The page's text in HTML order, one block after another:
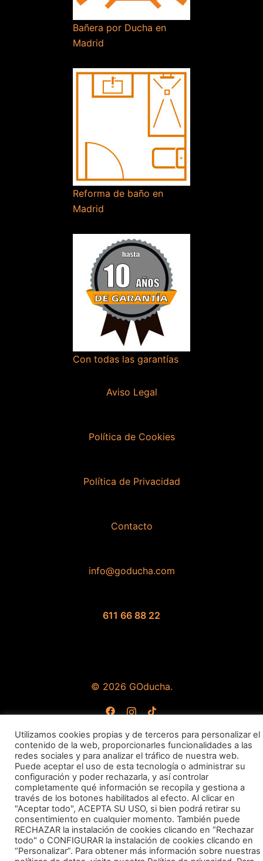
Bañera por Ducha en
Madrid
Reforma de baño en
Madrid
Con todas las garantías
Aviso Legal
Política de Cookies
Política de Privacidad
Contacto
info@goducha.com
611 66 88 22
© 2026 GOducha.
https://www.facebook.com/
https://www.instagram.com/
https://www.tiktok.com/
Utilizamos cookies propias y de terceros para personalizar el
contenido de la web, proporcionarles funcionalidades a las
redes sociales y para analizar el tráfico de nuestra web.
Puede aceptar el uso de esta tecnología o administrar su
configuración y poder rechazarla, y así controlar
completamente qué información se recopila y gestiona a
través de los botones habilitados al efecto. Al clicar en
"Aceptar todo", ACEPTA SU USO, si bien podrá retirar su
consentimiento en cualquier momento. También puede
RECHAZAR la instalación de cookies clicando en “Rechazar
todo" o CONFIGURAR la instalación de cookies clicando en
“Personalizar”. Para obtener más información sobre nuestras
Hola 👋
¿En qué podemos ayudarte?